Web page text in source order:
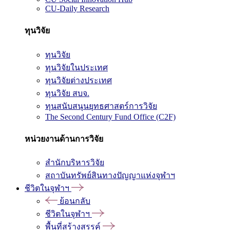
CU-Daily Research
ทุนวิจัย
ทุนวิจัย
ทุนวิจัยในประเทศ
ทุนวิจัยต่างประเทศ
ทุนวิจัย สบจ.
ทุนสนับสนุนยุทธศาสตร์การวิจัย
The Second Century Fund Office (C2F)
หน่วยงานด้านการวิจัย
สำนักบริหารวิจัย
สถาบันทรัพย์สินทางปัญญาแห่งจุฬาฯ
ชีวิตในจุฬาฯ
ย้อนกลับ
ชีวิตในจุฬาฯ
พื้นที่สร้างสรรค์